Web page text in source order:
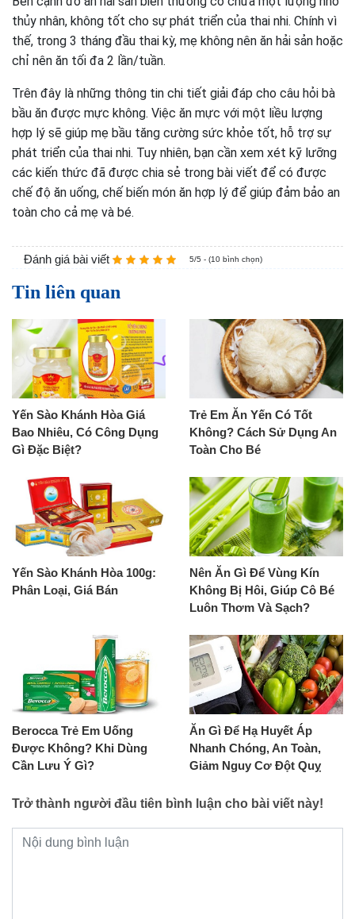
thủy nhân, không tốt cho sự phát triển của thai nhi. Chính vì
thế, trong 3 tháng đầu thai kỳ, mẹ không nên ăn hải sản hoặc
chỉ nên ăn tối đa 2 lần/tuần.
Trên đây là những thông tin chi tiết giải đáp cho câu hỏi bà
bầu ăn được mực không. Việc ăn mực với một liều lượng
hợp lý sẽ giúp mẹ bầu tăng cường sức khỏe tốt, hỗ trợ sự
phát triển của thai nhi. Tuy nhiên, bạn cần xem xét kỹ lưỡng
các kiến thức đã được chia sẻ trong bài viết để có được
chế độ ăn uống, chế biến món ăn hợp lý để giúp đảm bảo an
toàn cho cả mẹ và bé.
Đánh giá bài viết 5/5 - (10 bình chọn)
Tin liên quan
Yến Sào Khánh Hòa Giá
Bao Nhiêu, Có Công Dụng
Gì Đặc Biệt?
Trẻ Em Ăn Yến Có Tốt
Không? Cách Sử Dụng An
Toàn Cho Bé
Yến Sào Khánh Hòa 100g:
Phân Loại, Giá Bán
Nên Ăn Gì Để Vùng Kín
Không Bị Hôi, Giúp Cô Bé
Luôn Thơm Và Sạch?
Berocca Trẻ Em Uống
Được Không? Khi Dùng
Cần Lưu Ý Gì?
Ăn Gì Để Hạ Huyết Áp
Nhanh Chóng, An Toàn,
Giảm Nguy Cơ Đột Quỵ
Trở thành người đầu tiên bình luận cho bài viết này!